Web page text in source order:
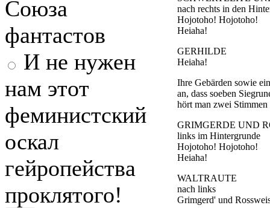
Союза
фантастов
И не нужен
нам этот
феминистский
оскал
гейропейства
проклятого!
nach rechts in den
Hojotoho! Hojotoho!
Heiaha!
GERHILDE
Heiaha!
Ihre Gebärden sowie
an, dass soeben
hört man zwei
GRIMGERDE UND
links im Hintergrunde
Hojotoho! Hojotoho!
Heiaha!
WALTRAUTE
nach links
Grimgerd' und